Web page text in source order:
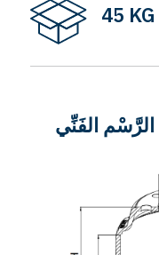
45 KG
الرَّسْم الفَنِّي